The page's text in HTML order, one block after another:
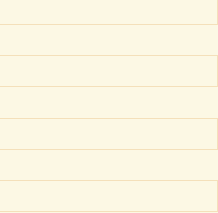
ェア」に出展しました
ール」事業を始めました